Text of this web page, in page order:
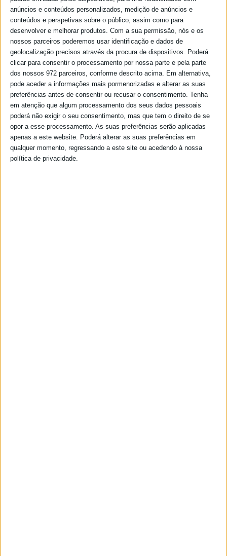
anúncios e conteúdos personalizados, medição de anúncios e
conteúdos e perspetivas sobre o público, assim como para
desenvolver e melhorar produtos. Com a sua permissão, nós e os
nossos parceiros poderemos usar identificação e dados de
geolocalização precisos através da procura de dispositivos. Poderá
clicar para consentir o processamento por nossa parte e pela parte
dos nossos 972 parceiros, conforme descrito acima. Em alternativa,
pode aceder a informações mais pormenorizadas e alterar as suas
preferências antes de consentir ou recusar o consentimento. Tenha
em atenção que algum processamento dos seus dados pessoais
poderá não exigir o seu consentimento, mas que tem o direito de se
opor a esse processamento. As suas preferências serão aplicadas
apenas a este website. Poderá alterar as suas preferências em
qualquer momento, regressando a este site ou acedendo à nossa
política de privacidade.